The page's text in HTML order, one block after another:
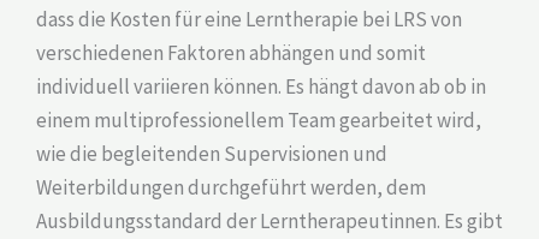
dass die Kosten für eine Lerntherapie bei LRS von
verschiedenen Faktoren abhängen und somit
individuell variieren können. Es hängt davon ab ob in
einem multiprofessionellem Team gearbeitet wird,
wie die begleitenden Supervisionen und
Weiterbildungen durchgeführt werden, dem
Ausbildungsstandard der Lerntherapeutinnen. Es gibt